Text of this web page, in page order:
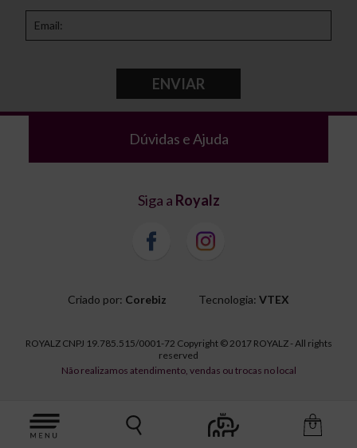
ENVIAR
Dúvidas e Ajuda
Siga a Royalz
Criado por: Corebiz Tecnologia: VTEX
ROYALZ CNPJ 19.785.515/0001-72 Copyright © 2017 ROYALZ - All rights
reserved
Não realizamos atendimento, vendas ou trocas no local